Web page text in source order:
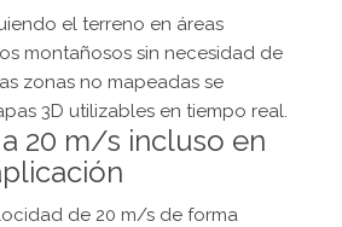
el terreno en áreas
montañosos sin necesidad de
zonas no mapeadas se
3D utilizables en tiempo real.
20 m/s incluso en
de 20 m/s de forma